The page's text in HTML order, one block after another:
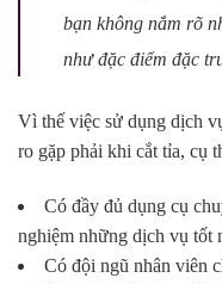
bạn không nắm rõ
như đặc điểm đặc
Vì thế việc sử dụng dịch
ro gặp phải khi cắt tỉa, cụ
Có đầy đủ dụng cụ
nghiệm những dịch vụ tốt
Có đội ngũ nhân viên